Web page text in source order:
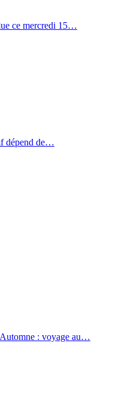
ce mercredi 15…
dépend de…
: voyage au…